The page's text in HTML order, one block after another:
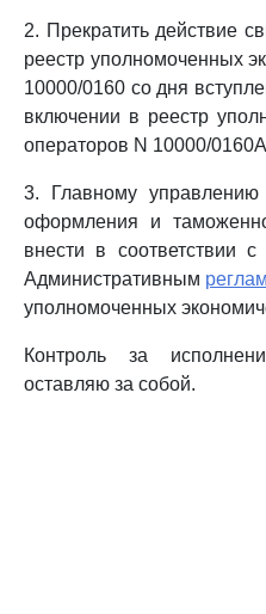
2. Прекратить действие
реестр уполномоченных
10000/0160 со дня
включении в реестр
операторов N 10000/
3. Главному управлению
оформления и
внести в соответствии
Административным
уполномоченных
Контроль за
оставляю за собой.